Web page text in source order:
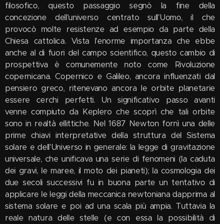
filosofico, questo passaggio segnò la fine della
concezione dell'universo centrato sull'Uomo, il che
provocò molte resistenze ad esempio da parte della
Chiesa cattolica. Vista l'enorme importanza che ebbe
anche al di fuori del campo scientifico, questo cambio di
prospettiva è comunemente noto come Rivoluzione
copernicana. Copernico e Galileo, ancora influenzati dal
pensiero greco, ritenevano ancora le orbite planetarie
essere cerchi perfetti. Un significativo passo avanti
venne compiuto da Keplero che scoprì che tali orbite
sono in realtà ellittiche. Nel 1687 Newton fornì una delle
prime chiavi interpretative della struttura del Sistema
solare e dell'Universo in generale: la legge di gravitazione
universale, che unificava una serie di fenomeni (la caduta
dei gravi, le maree, il moto dei pianeti); la cosmologia dei
due secoli successivi fu in buona parte un tentativo di
applicare le leggi della meccanica newtoniana dapprima al
sistema solare e poi ad una scala più ampia. Tuttavia la
reale natura delle stelle (e con essa la possibilità di